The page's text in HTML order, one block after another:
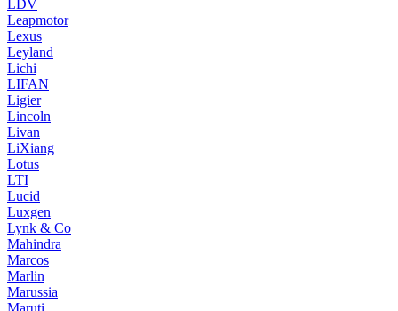
LDV
Leapmotor
Lexus
Leyland
Lichi
LIFAN
Ligier
Lincoln
Livan
LiXiang
Lotus
LTI
Lucid
Luxgen
Lynk & Co
Mahindra
Marcos
Marlin
Marussia
Maruti